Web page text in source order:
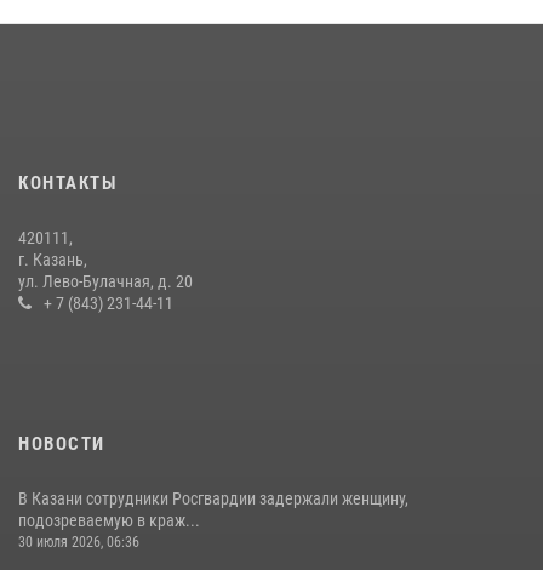
В Нижнекамске сотрудники Росгвардии задержали подозреваемого
в краже из магазина
10 июля 2026, 12:50
КОНТАКТЫ
420111,
г. Казань,
ул. Лево-Булачная, д. 20
+ 7 (843) 231-44-11
НОВОСТИ
В Казани сотрудники Росгвардии задержали женщину,
подозреваемую в краж...
30 июля 2026, 06:36